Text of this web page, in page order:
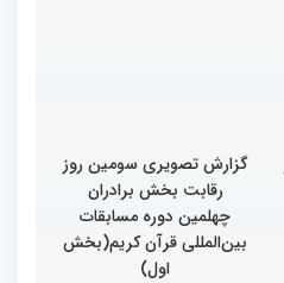
گزارش تصویری سومین روز
رقابت بخش برادران
چهلمین دوره مسابقات
بین‌المللی قرآن کریم(بخش
اول)